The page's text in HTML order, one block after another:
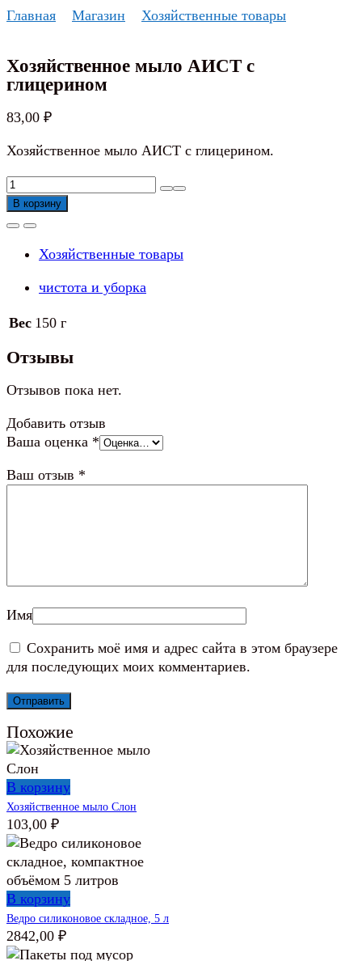
Перейти
Главная Магазин Хозяйственные товары
Хозяйственное мыло АИСТ с
глицерином
83,00 ₽
Хозяйственное мыло АИСТ с глицерином.
Количество
товара
Хозяйственное
АИСТ
глицерином
В корзину
Хозяйственные товары
чистота и уборка
Вес 150 г
Отзывы
Отзывов пока нет.
Добавить отзыв
Ваша оценка *
Ваш отзыв *
Имя
Сохранить моё имя и адрес сайта в этом браузере
для последующих моих комментариев.
Похожие
В корзину
Хозяйственное мыло Слон
103,00 ₽
В корзину
Ведро силиконовое складное, 5 л
2842,00 ₽